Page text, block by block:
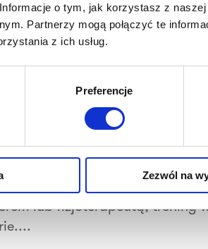
o tym, jak korzystasz z
Partnerzy mogą połączyć te
z ich usług.
Preferencje
Zezwól na
www.facebook.com/tr?
Umów się na
lub fizjoterapeutą, trening